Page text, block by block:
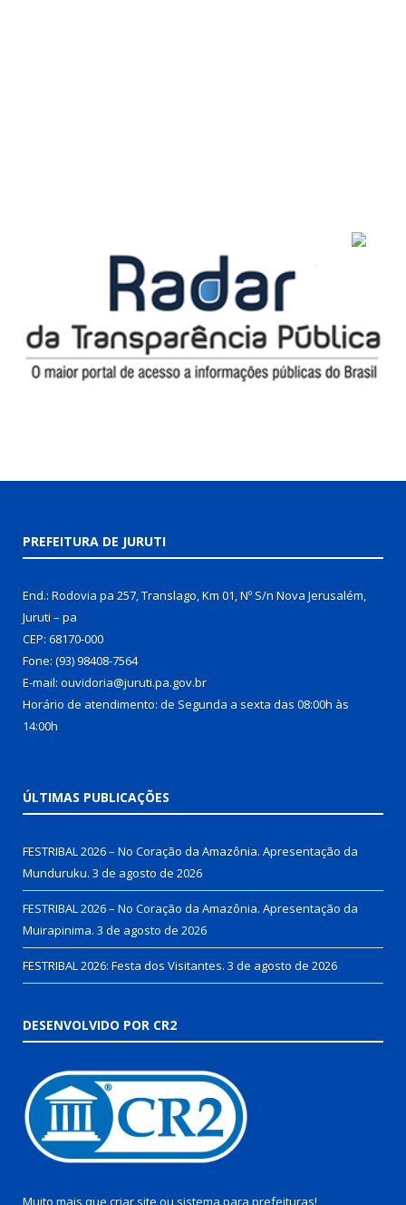
PREFEITURA DE JURUTI
End.: Rodovia pa 257, Translago, Km 01, Nº S/n Nova Jerusalém,
Juruti – pa
CEP: 68170-000
Fone: (93) 98408-7564
E-mail: ouvidoria@juruti.pa.gov.br
Horário de atendimento: de Segunda a sexta das 08:00h às
14:00h
ÚLTIMAS PUBLICAÇÕES
FESTRIBAL 2026 – No Coração da Amazônia. Apresentação da
Munduruku. 3 de agosto de 2026
FESTRIBAL 2026 – No Coração da Amazônia. Apresentação da
Muirapinima. 3 de agosto de 2026
FESTRIBAL 2026: Festa dos Visitantes. 3 de agosto de 2026
DESENVOLVIDO POR CR2
Muito mais que criar site ou sistema para prefeituras!